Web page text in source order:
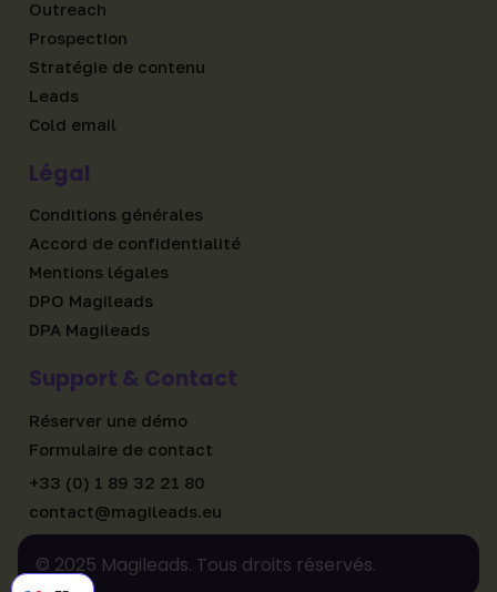
Outreach
Prospection
Stratégie de contenu
Leads
Cold email
Légal
Conditions générales
Accord de confidentialité
Mentions légales
DPO Magileads
DPA Magileads
Support & Contact
Réserver une démo
Formulaire de contact
+33 (0) 1 89 32 21 80
contact@magileads.eu
© 2025 Magileads. Tous droits réservés.